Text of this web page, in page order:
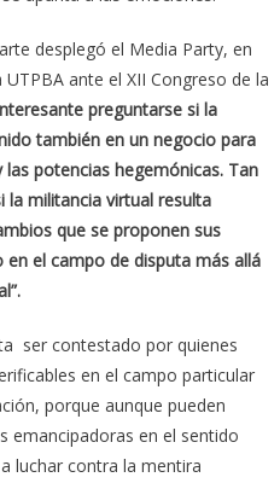
desplegó el Media Party, en
ante el XII Congreso de la
preguntarse si la
también en un negocio para
potencias hegemónicas. Tan
militancia virtual resulta
que se proponen sus
el campo de disputa más allá
ser contestado por quienes
en el campo particular
porque aunque pueden
emancipadoras en el sentido
luchar contra la mentira